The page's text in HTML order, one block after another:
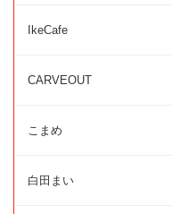
IkeCafe
CARVEOUT
こまめ
白田まい